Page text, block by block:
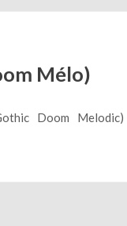
Mélo)
Doom